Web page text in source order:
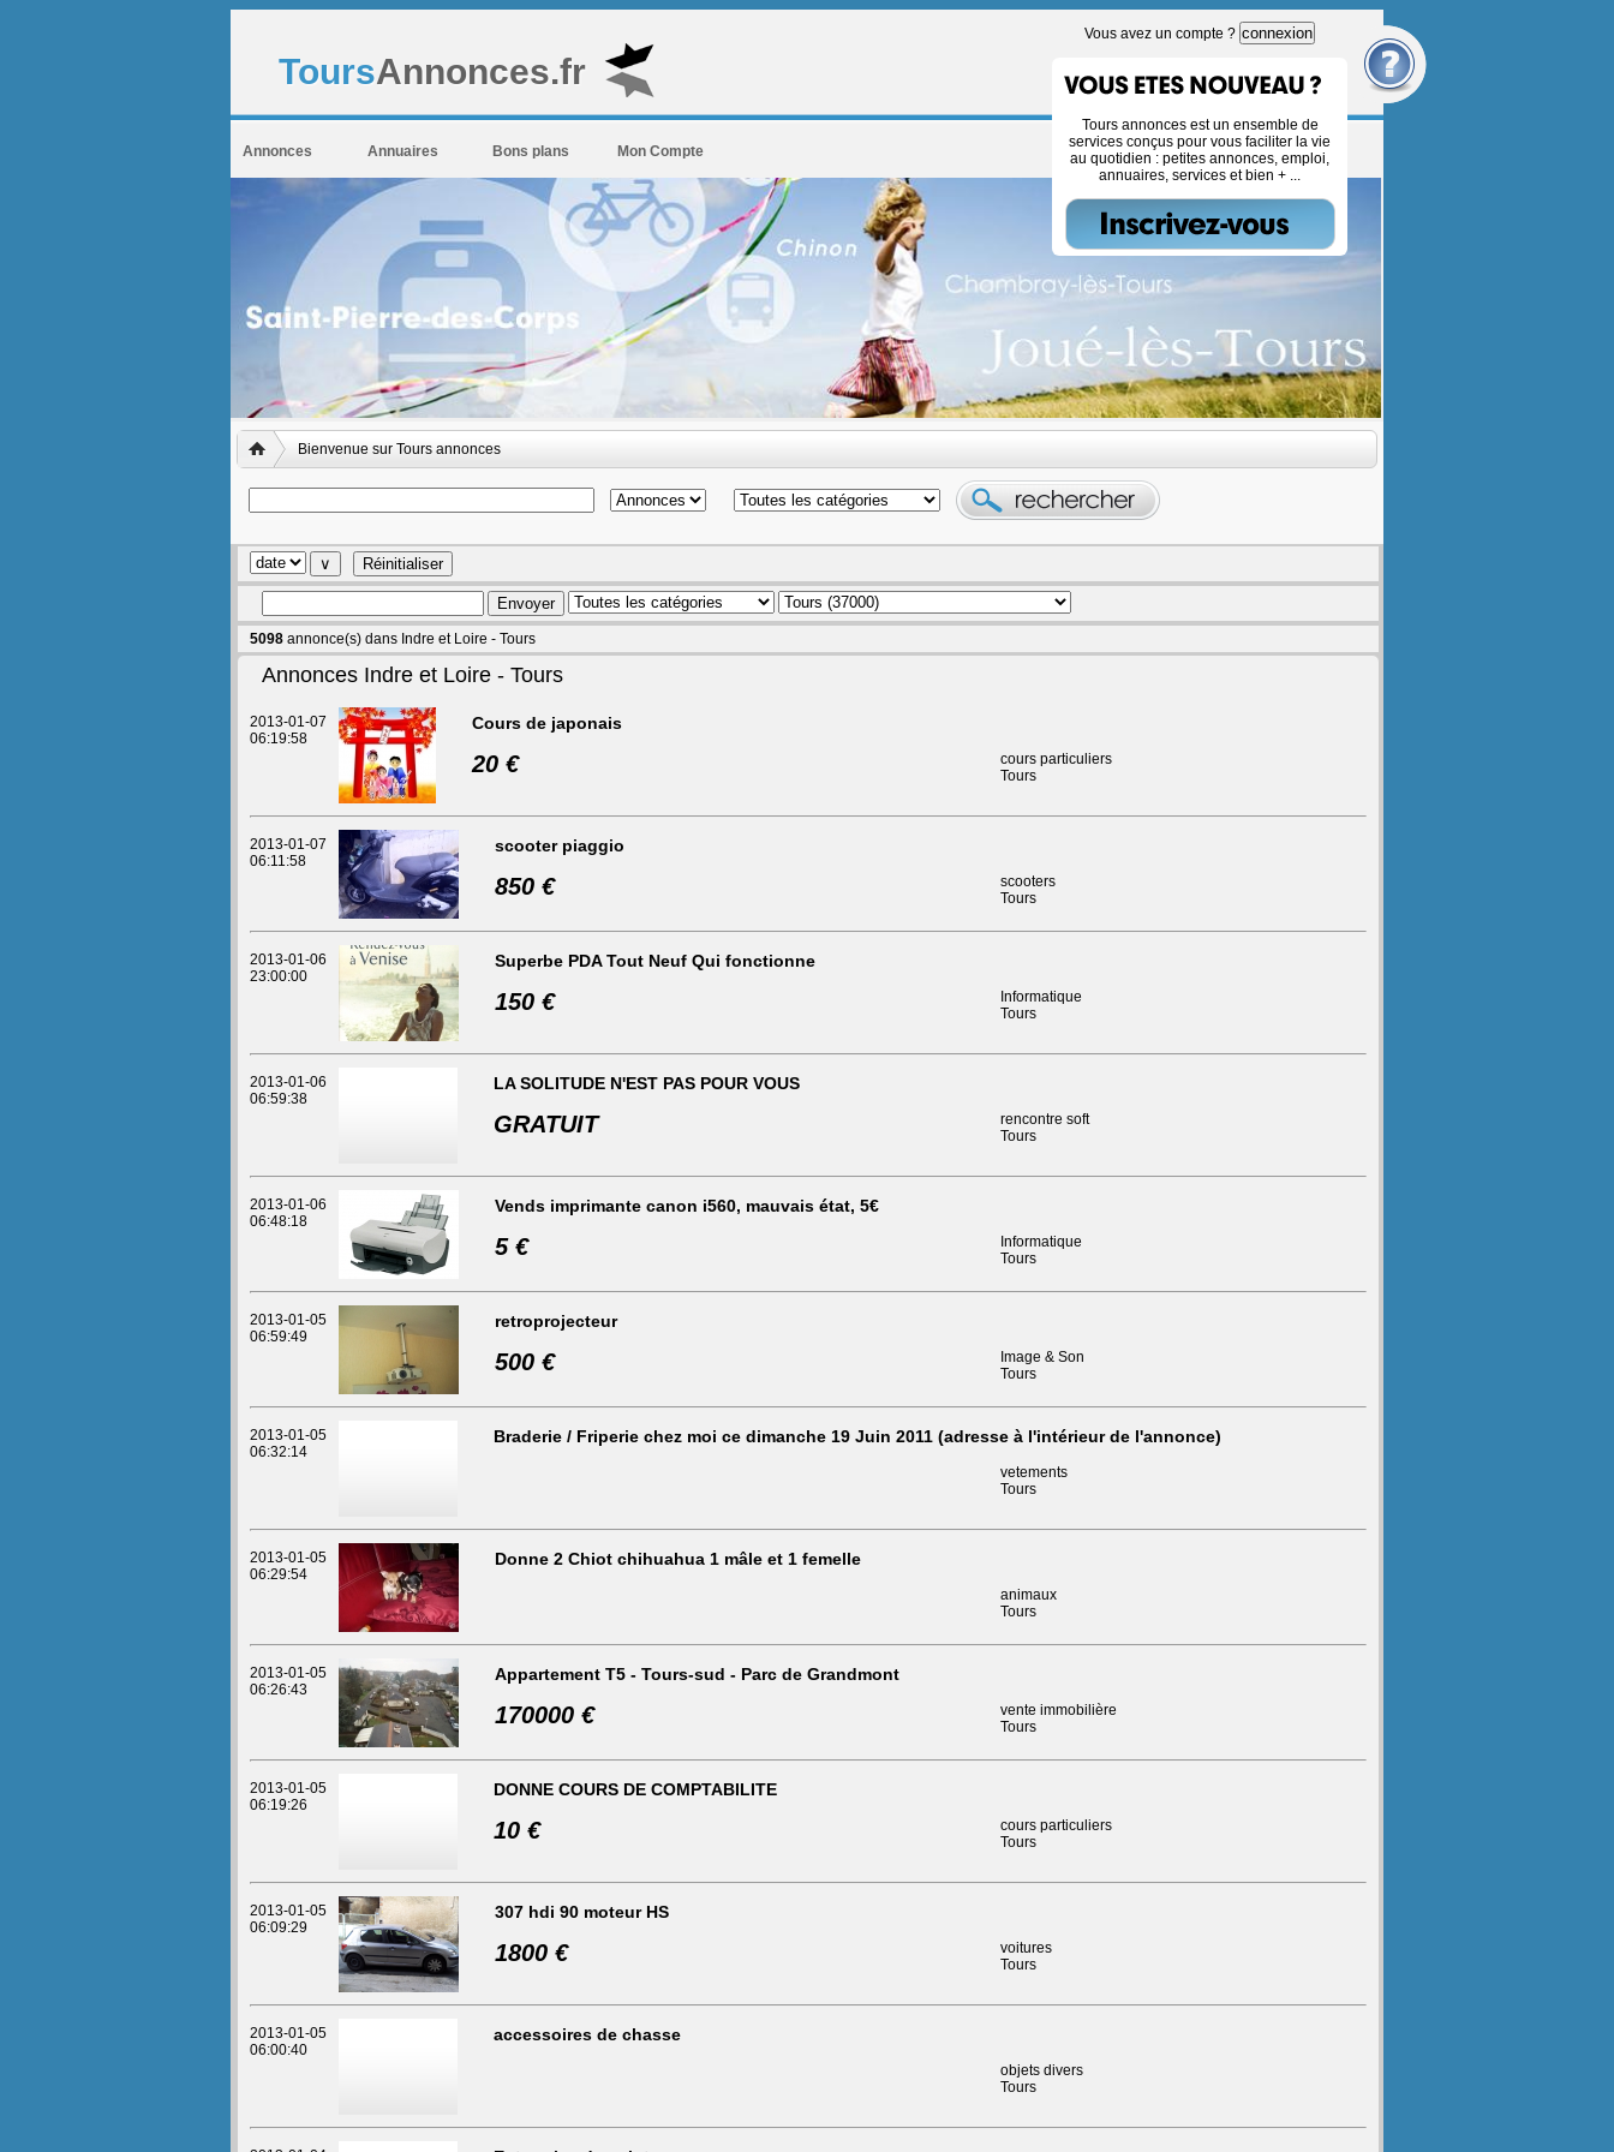
ToursAnnonces.fr
Tours annonces est un ensemble de
services conçus pour vous faciliter la vie
au quotidien : petites annonces, emploi,
annuaires, services et bien + ...
Vous avez un compte ? connexion
Annonces Annuaires Bons plans Mon Compte
Bienvenue sur Tours annonces
5098 annonce(s) dans Indre et Loire - Tours
Annonces Indre et Loire - Tours
2013-01-07
06:19:58
Cours de japonais
20 €
cours particuliers
Tours
2013-01-07
06:11:58
scooter piaggio
850 €
scooters
Tours
2013-01-06
23:00:00
Superbe PDA Tout Neuf Qui fonctionne
150 €
Informatique
Tours
2013-01-06
06:59:38
LA SOLITUDE N'EST PAS POUR VOUS
GRATUIT
rencontre soft
Tours
2013-01-06
06:48:18
Vends imprimante canon i560, mauvais état, 5€
5 €
Informatique
Tours
2013-01-05
06:59:49
retroprojecteur
500 €
Image & Son
Tours
2013-01-05
06:32:14
Braderie / Friperie chez moi ce dimanche 19 Juin 2011 (adresse à l'intérieur de l'annonce)
vetements
Tours
2013-01-05
06:29:54
Donne 2 Chiot chihuahua 1 mâle et 1 femelle
animaux
Tours
2013-01-05
06:26:43
Appartement T5 - Tours-sud - Parc de Grandmont
170000 €
vente immobilière
Tours
2013-01-05
06:19:26
DONNE COURS DE COMPTABILITE
10 €
cours particuliers
Tours
2013-01-05
06:09:29
307 hdi 90 moteur HS
1800 €
voitures
Tours
2013-01-05
06:00:40
accessoires de chasse
objets divers
Tours